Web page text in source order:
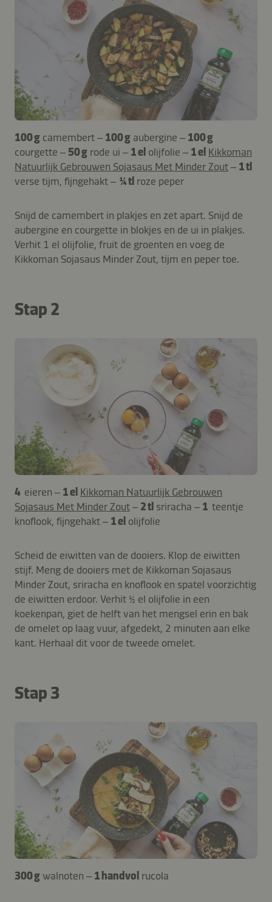
100 g camembert – 100 g aubergine – 100 g
courgette – 50 g rode ui – 1 el olijfolie – 1 el Kikkoman
Natuurlijk Gebrouwen Sojasaus Met Minder Zout– 1 tl
verse tijm, fijngehakt – ¼ tl roze peper
Snijd de camembert in plakjes en zet apart. Snijd de
aubergine en courgette in blokjes en de ui in plakjes.
Verhit 1 el olijfolie, fruit de groenten en voeg de
Kikkoman Sojasaus Minder Zout, tijm en peper toe.
Stap 2
4 eieren – 1 el Kikkoman Natuurlijk Gebrouwen
Sojasaus Met Minder Zout– 2 tl sriracha – 1 teentje
knoflook, fijngehakt – 1 el olijfolie
Scheid de eiwitten van de dooiers. Klop de eiwitten
stijf. Meng de dooiers met de Kikkoman Sojasaus
Minder Zout, sriracha en knoflook en spatel voorzichtig
de eiwitten erdoor. Verhit ½ el olijfolie in een
koekenpan, giet de helft van het mengsel erin en bak
de omelet op laag vuur, afgedekt, 2 minuten aan elke
kant. Herhaal dit voor de tweede omelet.
Stap 3
300 g walnoten – 1 handvol rucola